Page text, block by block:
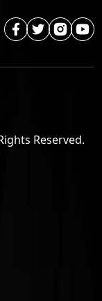
Reserved.